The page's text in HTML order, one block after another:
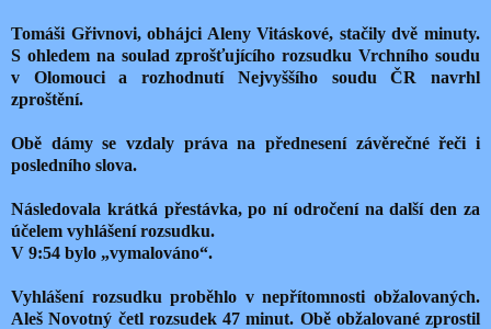
Tomáši Gřivnovi, obhájci Aleny Vitáskové, stačily dvě minuty.
S ohledem na soulad zprošťujícího rozsudku Vrchního soudu
v Olomouci a rozhodnutí Nejvyššího soudu ČR navrhl
zproštění.
Obě dámy se vzdaly práva na přednesení závěrečné řeči i
posledního slova.
Následovala krátká přestávka, po ní odročení na další den za
účelem vyhlášení rozsudku.
V 9:54 bylo „vymalováno“.
Vyhlášení rozsudku proběhlo v nepřítomnosti obžalovaných.
Aleš Novotný četl rozsudek 47 minut. Obě obžalované zprostil